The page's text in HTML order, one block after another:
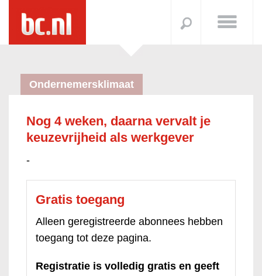
Ondernemersklimaat
Nog 4 weken, daarna vervalt je
keuzevrijheid als werkgever
-
Gratis toegang
Alleen geregistreerde abonnees hebben
toegang tot deze pagina.
Registratie is volledig gratis en geeft